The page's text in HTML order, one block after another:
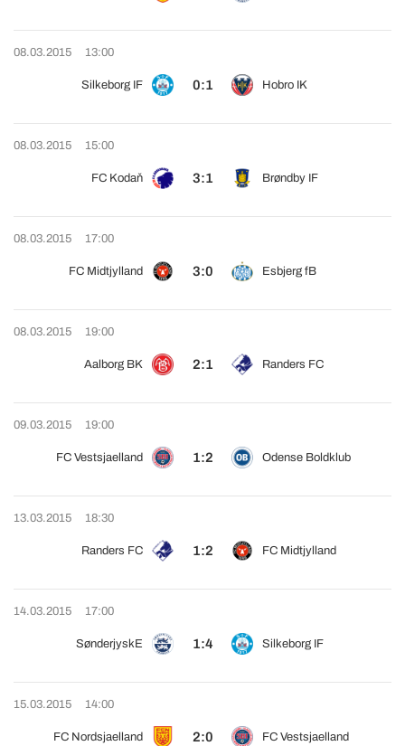
08.03.2015 13:00
Silkeborg IF 0:1 Hobro IK
08.03.2015 15:00
FC Kodaň 3:1 Brøndby IF
08.03.2015 17:00
FC Midtjylland 3:0 Esbjerg fB
08.03.2015 19:00
Aalborg BK 2:1 Randers FC
09.03.2015 19:00
FC Vestsjaelland 1:2 Odense Boldklub
13.03.2015 18:30
Randers FC 1:2 FC Midtjylland
14.03.2015 17:00
SønderjyskE 1:4 Silkeborg IF
15.03.2015 14:00
FC Nordsjaelland 2:0 FC Vestsjaelland